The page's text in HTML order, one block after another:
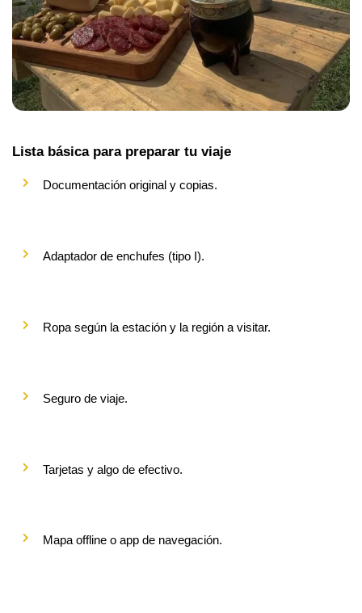
Lista básica para preparar tu viaje
Documentación original y copias.
Adaptador de enchufes (tipo I).
Ropa según la estación y la región a visitar.
Seguro de viaje.
Tarjetas y algo de efectivo.
Mapa offline o app de navegación.